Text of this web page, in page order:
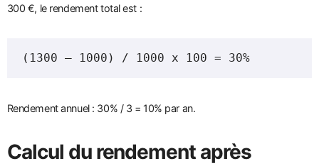
300 €, le rendement total est :
(1300 – 1000) / 1000 x 100 = 30%
Rendement annuel : 30% / 3 = 10% par an.
Calcul du rendement après